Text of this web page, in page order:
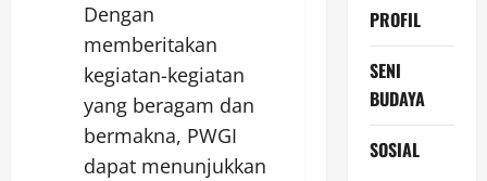
Dengan
memberitakan
kegiatan-kegiatan
yang beragam dan
bermakna, PWGI
dapat menunjukkan
PROFIL
SENI
BUDAYA
SOSIAL